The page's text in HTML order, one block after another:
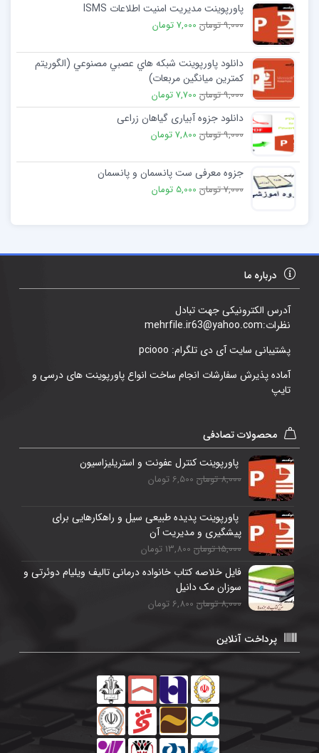
پاورپوینت مدیریت امنیت اطلاعات ISMS
9,000 تومان 7,000 تومان
دانلود پاورپوینت شبكه هاي عصبي مصنوعي (الگوريتم
كمترين ميانگين مربعات)
9,000 تومان 7,700 تومان
دانلود جزوه آبیاری گیاهان زراعی
9,000 تومان 7,800 تومان
جزوه معرفی ست پانسمان و پانسمان
7,000 تومان 5,000 تومان
درباره ما
آدرس الکترونیکی جهت تبادل
نظرات:mehrfile.ir63@yahoo.com
پشتیبانی سایت آی دی تلگرام: pciooo
آماده پذیرش سفارشات انجام ساخت انواع پاورپوینت های درسی و
تایپ
محصولات تصادفی
پاورپوینت کنترل عفونت و استریلیزاسیون
8,000 تومان 6,500 تومان
پاورپوینت پدیده طبیعی سیل و راهکارهایی برای
پیشگیری و مدیریت آن
15,000 تومان 13,800 تومان
فایل خلاصه کتاب خانواده درمانی تالیف ویلیام دوئرتی و
سوزان مک دانیل
8,000 تومان 6,800 تومان
پرداخت آنلاین